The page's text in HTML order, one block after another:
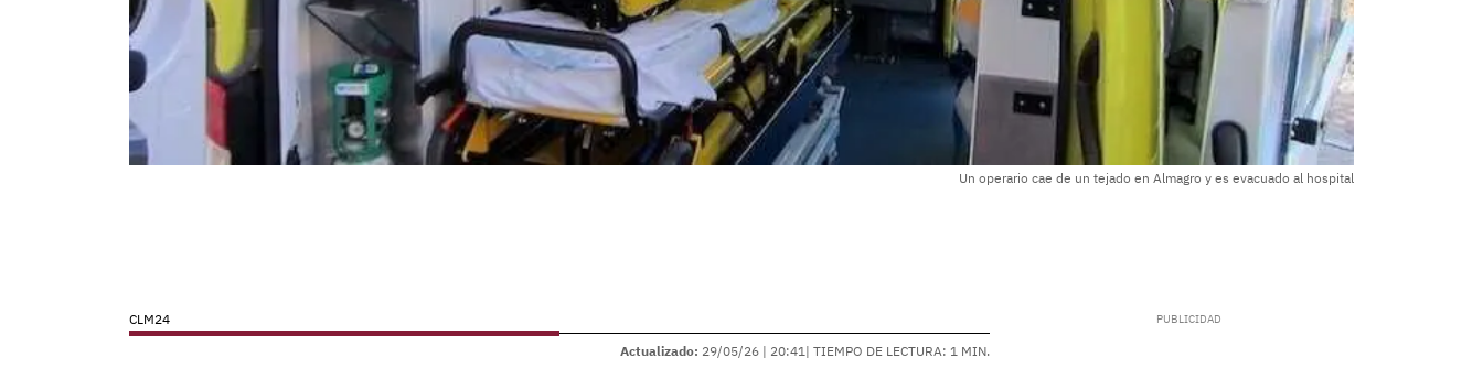
Un operario cae de un tejado en Almagro y es evacuado al hospital
CLM24
Actualizado: 29/05/26 | 20:41 | TIEMPO DE LECTURA: 1 MIN.